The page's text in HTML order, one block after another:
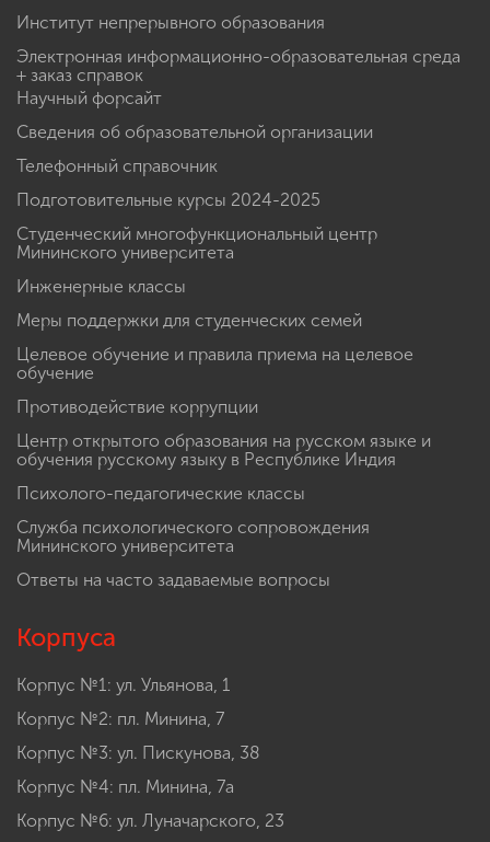
Институт непрерывного образования
Электронная информационно-образовательная среда
+ заказ справок
Научный форсайт
Сведения об образовательной организации
Телефонный справочник
Подготовительные курсы 2024-2025
Студенческий многофункциональный центр
Мининского университета
Инженерные классы
Меры поддержки для студенческих семей
Целевое обучение и правила приема на целевое
обучение
Противодействие коррупции
Центр открытого образования на русском языке и
обучения русскому языку в Республике Индия
Психолого-педагогические классы
Служба психологического сопровождения
Мининского университета
Ответы на часто задаваемые вопросы
Корпуса
Корпус №1: ул. Ульянова, 1
Корпус №2: пл. Минина, 7
Корпус №3: ул. Пискунова, 38
Корпус №4: пл. Минина, 7а
Корпус №6: ул. Луначарского, 23